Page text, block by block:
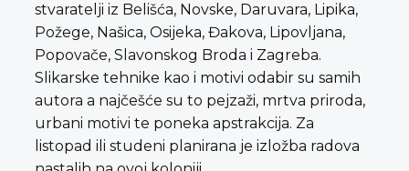
stvaratelji iz Belišća, Novske, Daruvara, Lipika,
Požege, Našica, Osijeka, Đakova, Lipovljana,
Popovače, Slavonskog Broda i Zagreba.
Slikarske tehnike kao i motivi odabir su samih
autora a najčešće su to pejzaži, mrtva priroda,
urbani motivi te poneka apstrakcija. Za
listopad ili studeni planirana je izložba radova